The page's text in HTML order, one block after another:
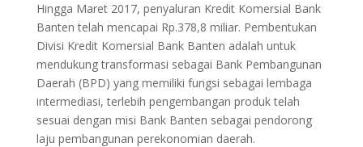
Hingga Maret 2017, penyaluran Kredit Komersial Bank
Banten telah mencapai Rp.378,8 miliar. Pembentukan
Divisi Kredit Komersial Bank Banten adalah untuk
mendukung transformasi sebagai Bank Pembangunan
Daerah (BPD) yang memiliki fungsi sebagai lembaga
intermediasi, terlebih pengembangan produk telah
sesuai dengan misi Bank Banten sebagai pendorong
laju pembangunan perekonomian daerah.